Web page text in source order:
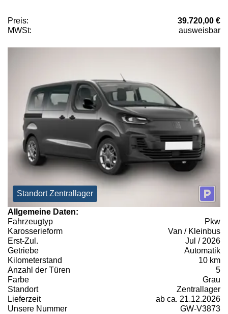
Preis:
39.720,00 €
MWSt:
ausweisbar
Standort Zentrallager
Allgemeine Daten:
Fahrzeugtyp
Pkw
Karosserieform
Van / Kleinbus
Erst-Zul.
Jul / 2026
Getriebe
Automatik
Kilometerstand
10 km
Anzahl der Türen
5
Farbe
Grau
Standort
Zentrallager
Lieferzeit
ab ca. 21.12.2026
Unsere Nummer
GW-V3873